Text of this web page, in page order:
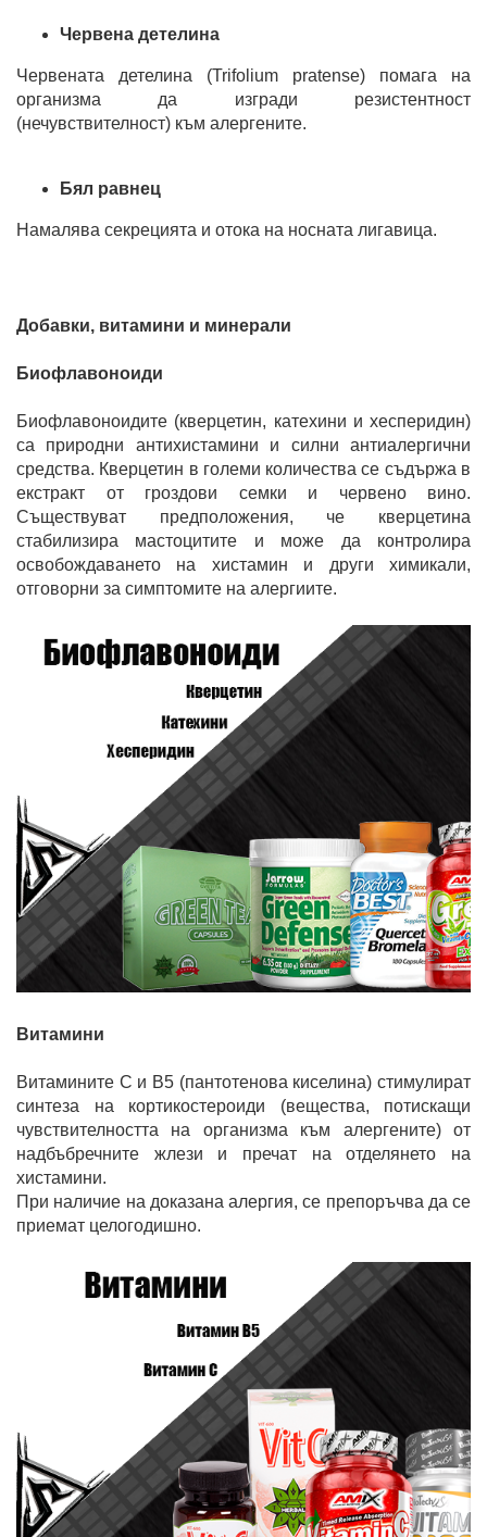
Червена детелина
Червената детелина (Trifolium pratense) помага на
организма да изгради резистентност
(нечувствителност) към алергените.
Бял равнец
Намалява секрецията и отока на носната лигавица.
Добавки, витамини и минерали
Биофлавоноиди
Биофлавоноидите (кверцетин, катехини и хесперидин)
са природни антихистамини и силни антиалергични
средства. Кверцетин в големи количества се съдържа в
екстракт от гроздови семки и червено вино.
Съществуват предположения, че кверцетина
стабилизира мастоцитите и може да контролира
освобождаването на хистамин и други химикали,
отговорни за симптомите на алергиите.
Витамини
Витамините С и В5 (пантотенова киселина) стимулират
синтеза на кортикостероиди (вещества, потискащи
чувствителността на организма към алергените) от
надбъбречните жлези и пречат на отделянето на
хистамини.
При наличие на доказана алергия, се препоръчва да се
приемат целогодишно.